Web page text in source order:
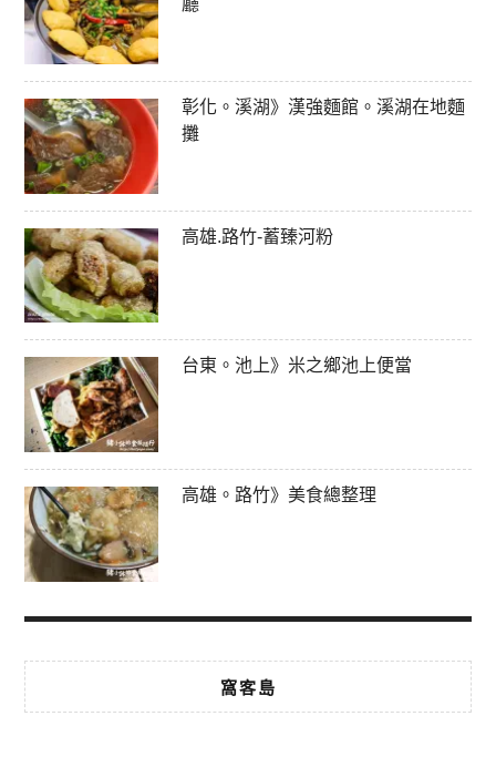
廳
彰化。溪湖》漢強麵館。溪湖在地麵
攤
高雄.路竹-蓄臻河粉
台東。池上》米之鄉池上便當
高雄。路竹》美食總整理
窩客島